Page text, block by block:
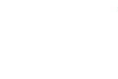
Pievienoties